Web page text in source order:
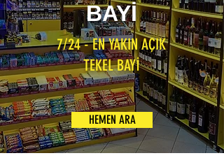
BAYİ
7/24 - EN YAKIN AÇIK
TEKEL BAYİ
HEMEN ARA